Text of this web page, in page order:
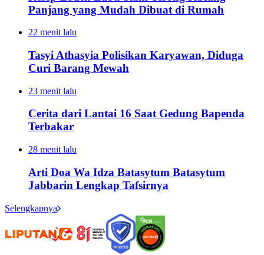
Panjang yang Mudah Dibuat di Rumah
22 menit lalu
Tasyi Athasyia Polisikan Karyawan, Diduga
Curi Barang Mewah
23 menit lalu
Cerita dari Lantai 16 Saat Gedung Bapenda
Terbakar
28 menit lalu
Arti Doa Wa Idza Batasytum Batasytum
Jabbarin Lengkap Tafsirnya
Selengkapnya